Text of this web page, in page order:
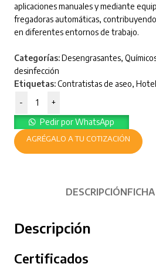
aplicaciones manuales y mediante
fregadoras automáticas,
en diferentes entornos de trabajo.
Categorías:Desengrasantes,
desinfección
Etiquetas:Contratistas de aseo,
-
+
Pedir por WhatsApp
AGRÉGALO A TU COTIZACIÓN
DESCRIPCIÓN
Descripción
Certificados